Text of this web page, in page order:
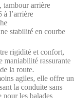
tambour arrière
à l’arrière
stabilité en courbe
rigidité et confort,
maniabilité rassurante
la route.
agiles, elle offre un
la conduite sans
les balades